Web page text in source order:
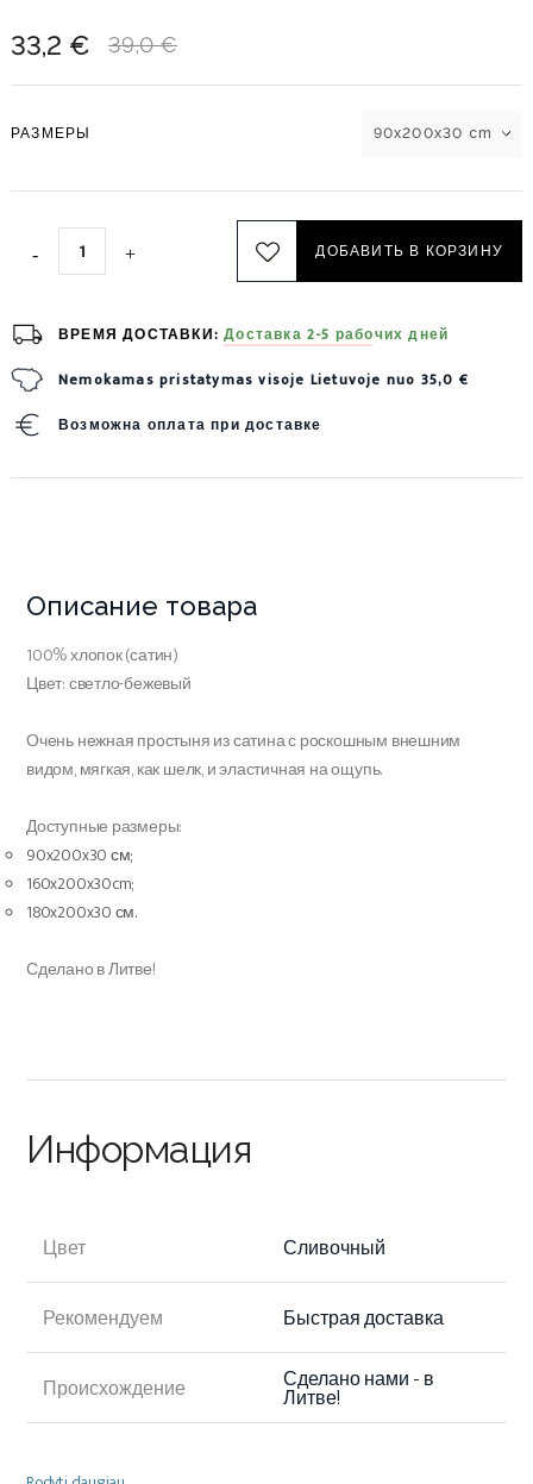
33,2 € 39,0 €
РАЗМЕРЫ 90x200x30 cm
ДОБАВИТЬ В КОРЗИНУ
ВРЕМЯ ДОСТАВКИ:Доставка 2-5 рабочих дней
Nemokamas pristatymas visoje Lietuvoje nuo 35,0 €
Возможна оплата при доставке
Описание товара
100% хлопок (сатин)
Цвет: светло-бежевый
Очень нежная простыня из сатина с роскошным внешним
видом, мягкая, как шелк, и эластичная на ощупь.
Доступные размеры:
90x200x30 см;
160x200x30cm;
180x200x30 см.
Сделано в Литве!
Информация
Цвет Сливочный
Рекомендуем Быстрая доставка
Происхождение Сделано нами - в
Литве!